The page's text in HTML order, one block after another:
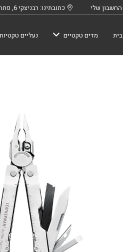
החשבון שלי כתובתינו: רבניצקי 6, פתח תקווה
בית מדים טקטיים נעליים טקטיות